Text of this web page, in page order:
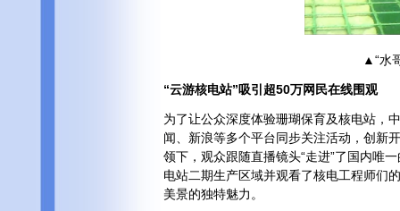
▲“水
“云游核电站”吸引超50万网民在线围观
为了让公众深度体验珊瑚保育及核电站，
闻、新浪等多个平台同步关注活动，创新
领下，观众跟随直播镜头“走进”了国内唯
电站二期生产区域并观看了核电工程师们
美景的独特魅力。